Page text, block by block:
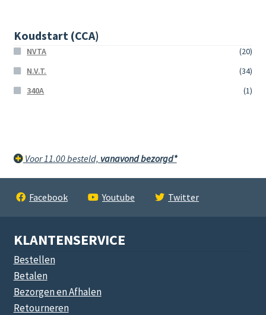
Koudstart (CCA)
NVTA
(20)
N.V.T.
(34)
340A
(1)
Voor 11.00 besteld, vanavond bezorgd*
Facebook Youtube Twitter
KLANTENSERVICE
Bestellen
Betalen
Bezorgen en Afhalen
Retourneren